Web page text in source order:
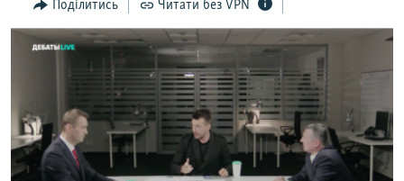
пошукуІНТЕРВ'Ю
ВСЕ ЗА ДЕНЬ
СПЕЦПРОЕКТИ
ДЕПОРТАЦІЯ
ВІДЕОУРОКИ «ELIFBE»
СВІДЧЕННЯ ОКУПАЦІЇ
ЯК ОБІЙТИ БЛОКУВАННЯ
Русский
Поділитись Читати без VPN